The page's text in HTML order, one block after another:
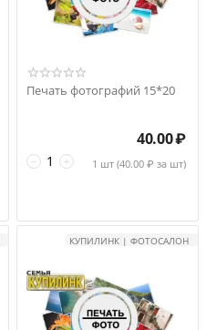
Печать фотографий 15*20
+
−
40.00₽
1 шт (40.00 ₽ за шт)
КУПИЛИНК | ФОТОСАЛОН